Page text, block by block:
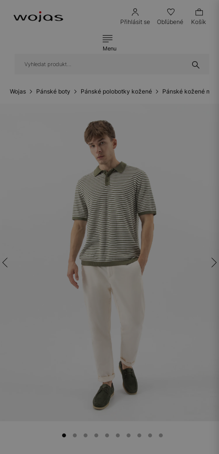
Přihlásit se Obľúbené Košík
Menu
Wojas Pánské boty Pánské polobotky kožené Pánské kožené